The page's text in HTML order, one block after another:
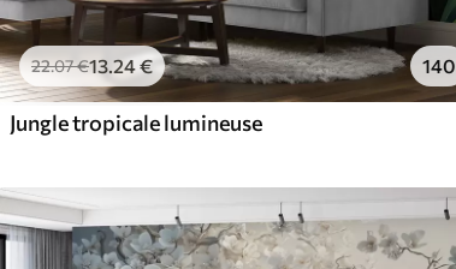
22.07€13.24€ 140
Jungle tropicale lumineuse